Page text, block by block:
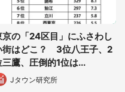
京の「24区目」にふさわし
街はどこ？ 3位八王子、2
三鷹、圧倒的1位は...
Jタウン研究所